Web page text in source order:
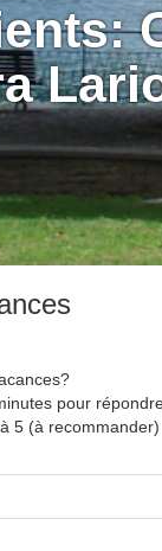
pour
5 (à recommander)